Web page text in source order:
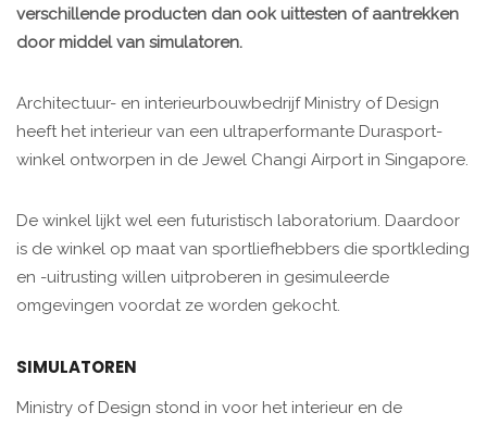
verschillende producten dan ook uittesten of aantrekken
door middel van simulatoren.
Architectuur- en interieurbouwbedrijf Ministry of Design
heeft het interieur van een ultraperformante Durasport-
winkel ontworpen in de Jewel Changi Airport in Singapore.
De winkel lijkt wel een futuristisch laboratorium. Daardoor
is de winkel op maat van sportliefhebbers die sportkleding
en -uitrusting willen uitproberen in gesimuleerde
omgevingen voordat ze worden gekocht.
SIMULATOREN
Ministry of Design stond in voor het interieur en de